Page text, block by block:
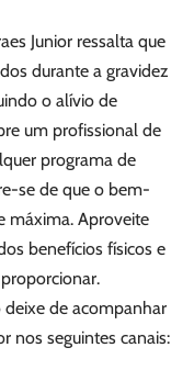
Junior ressalta que
durante a gravidez
o alívio de
um profissional de
programa de
se de que o bem-
máxima. Aproveite
benefícios físicos e
deixe de acompanhar
nos seguintes canais: